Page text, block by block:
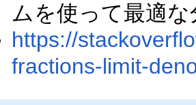
ムを使って最適
https://
fractions-limit-